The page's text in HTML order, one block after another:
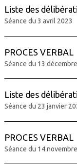
Liste des
Séance du 3 avril 2023
PROCES VERBAL
Séance du 13
Liste des
Séance du 23 janvier
PROCES VERBAL
Séance du 14